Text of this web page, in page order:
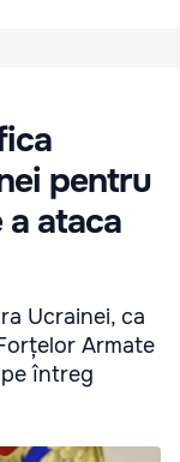
pentru
ataca
Ucrainei, ca
Armate
întreg